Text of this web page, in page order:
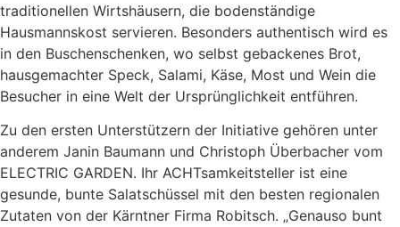
traditionellen Wirtshäusern, die bodenständige
Hausmannskost servieren. Besonders authentisch wird es
in den Buschenschenken, wo selbst gebackenes Brot,
hausgemachter Speck, Salami, Käse, Most und Wein die
Besucher in eine Welt der Ursprünglichkeit entführen.
Zu den ersten Unterstützern der Initiative gehören unter
anderem Janin Baumann und Christoph Überbacher vom
ELECTRIC GARDEN. Ihr ACHTsamkeitsteller ist eine
gesunde, bunte Salatschüssel mit den besten regionalen
Zutaten von der Kärntner Firma Robitsch. „Genauso bunt